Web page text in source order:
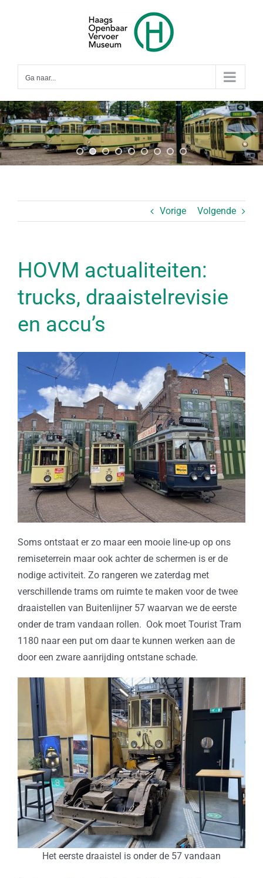
Ga naar...
Vorige Volgende
HOVM actualiteiten:
trucks, draaistelrevisie
en accu’s
Soms ontstaat er zo maar een mooie line-up op ons
remiseterrein maar ook achter de schermen is er de
nodige activiteit. Zo rangeren we zaterdag met
verschillende trams om ruimte te maken voor de twee
draaistellen van Buitenlijner 57 waarvan we de eerste
onder de tram vandaan rollen. Ook moet Tourist Tram
1180 naar een put om daar te kunnen werken aan de
door een zware aanrijding ontstane schade.
Het eerste draaistel is onder de 57 vandaan